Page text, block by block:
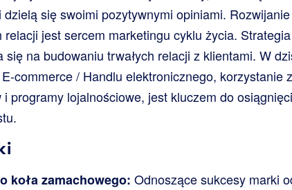
się swoimi pozytywnymi opiniami.
jest sercem marketingu cyklu życia.
na budowaniu trwałych relacji z klientami. W
commerce / Handlu elektronicznego, korzystanie
programy lojalnościowe, jest kluczem do
koła zamachowego: Odnoszące sukcesy marki